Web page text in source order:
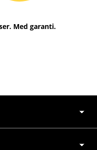
Med garanti.